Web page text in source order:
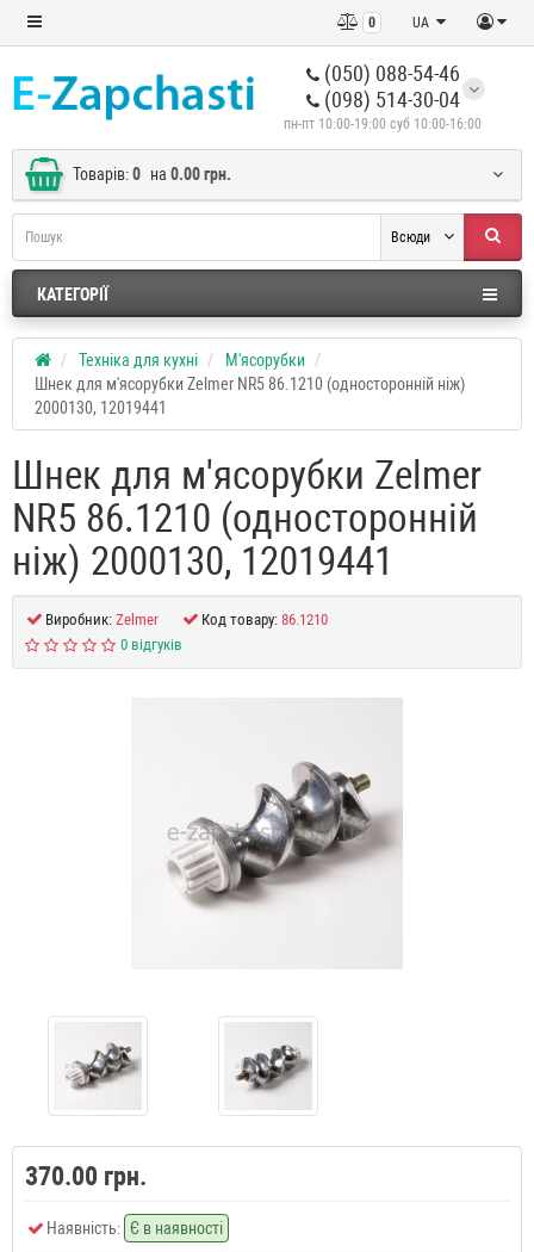
UA
0
(050) 088-54-46
(098) 514-30-04
пн-пт 10:00-19:00 суб 10:00-16:00
Товарів:0 на 0.00 грн.
Всюди
КАТЕГОРІЇ
Техніка для кухні
М'ясорубки
Шнек для м'ясорубки Zelmer NR5 86.1210 (односторонній ніж)
2000130, 12019441
Шнек для м'ясорубки Zelmer
NR5 86.1210 (односторонній
ніж) 2000130, 12019441
Виробник: Zelmer Код товару: 86.1210
0 відгуків
370.00 грн.
Наявність: Є в наявності